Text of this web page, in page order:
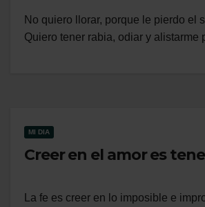
No quiero llorar, porque le pierdo el
Quiero tener rabia, odiar y alistarme
MI DIA
Creer en el amor es
La fe es creer en lo imposible e